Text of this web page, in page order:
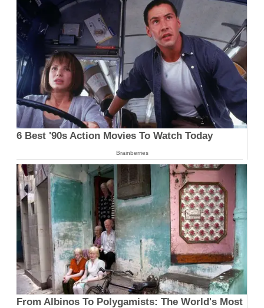
6 Best '90s Action Movies To Watch Today
Brainberries
From Albinos To Polygamists: The World's Most